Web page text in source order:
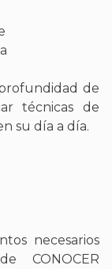
de
técnicas de
su día a día.
necesarios
CONOCER